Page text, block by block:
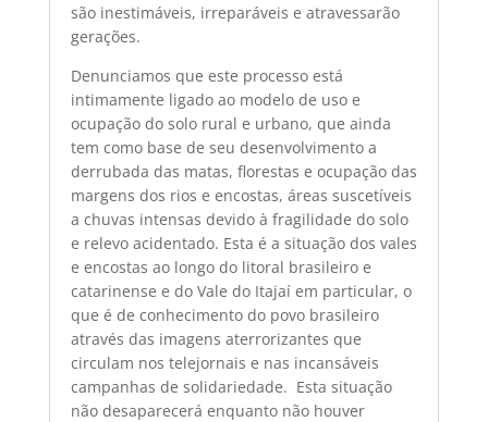
são inestimáveis, irreparáveis e atravessarão
gerações.
Denunciamos que este processo está
intimamente ligado ao modelo de uso e
ocupação do solo rural e urbano, que ainda
tem como base de seu desenvolvimento a
derrubada das matas, florestas e ocupação das
margens dos rios e encostas, áreas suscetíveis
a chuvas intensas devido à fragilidade do solo
e relevo acidentado. Esta é a situação dos vales
e encostas ao longo do litoral brasileiro e
catarinense e do Vale do Itajaí em particular, o
que é de conhecimento do povo brasileiro
através das imagens aterrorizantes que
circulam nos telejornais e nas incansáveis
campanhas de solidariedade. Esta situação
não desaparecerá enquanto não houver